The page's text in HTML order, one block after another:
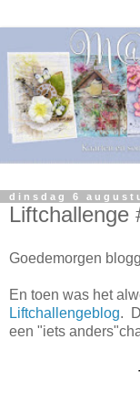
dinsdag 6
Liftchallenge
Goedemorgen
En toen was het
Liftchallengeblog.
een "iets